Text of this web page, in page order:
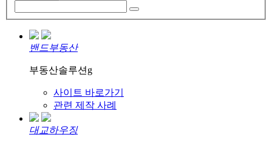
밴드부동산
부동산솔루션g
사이트 바로가기
관련 제작 사례
대교하우징